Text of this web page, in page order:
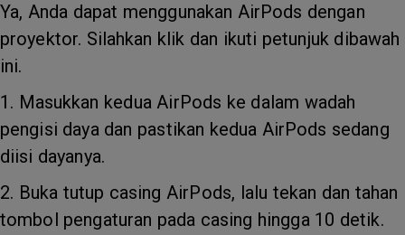
Ya, Anda dapat menggunakan AirPods dengan
proyektor. Silahkan klik dan ikuti petunjuk dibawah
ini.
1. Masukkan kedua AirPods ke dalam wadah
pengisi daya dan pastikan kedua AirPods sedang
diisi dayanya.
2. Buka tutup casing AirPods, lalu tekan dan tahan
tombol pengaturan pada casing hingga 10 detik.